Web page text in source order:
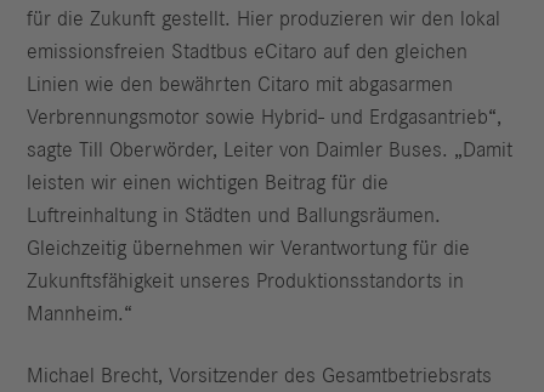
für die Zukunft gestellt. Hier produzieren wir den lokal
emissionsfreien Stadtbus eCitaro auf den gleichen
Linien wie den bewährten Citaro mit abgasarmen
Verbrennungsmotor sowie Hybrid- und Erdgasantrieb“,
sagte Till Oberwörder, Leiter von Daimler Buses. „Damit
leisten wir einen wichtigen Beitrag für die
Luftreinhaltung in Städten und Ballungsräumen.
Gleichzeitig übernehmen wir Verantwortung für die
Zukunftsfähigkeit unseres Produktionsstandorts in
Mannheim.“
Michael Brecht, Vorsitzender des Gesamtbetriebsrats